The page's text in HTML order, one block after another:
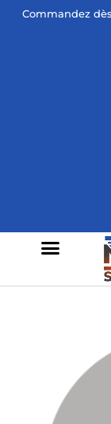
Commandez